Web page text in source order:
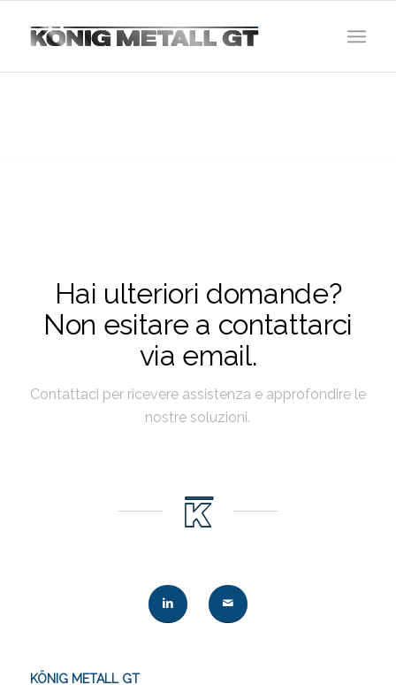
Hai ulteriori domande?
Non esitare a contattarci
via email.
Contattaci per ricevere assistenza e approfondire le
nostre soluzioni.
KÖNIG METALL GT